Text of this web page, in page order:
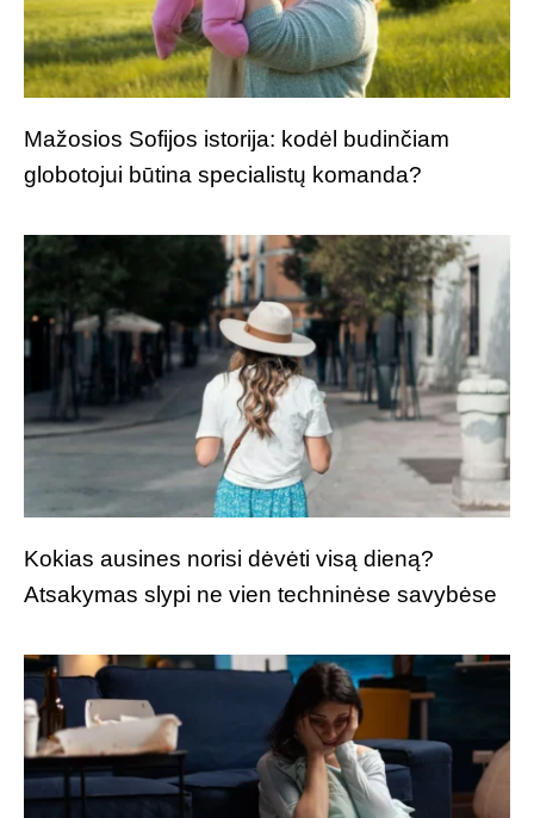
Mažosios Sofijos istorija: kodėl budinčiam
globotojui būtina specialistų komanda?
Kokias ausines norisi dėvėti visą dieną?
Atsakymas slypi ne vien techninėse savybėse